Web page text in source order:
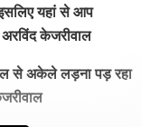
यहां से आप
अरविंद केजरीवाल
से अकेले लड़ना पड़ रहा